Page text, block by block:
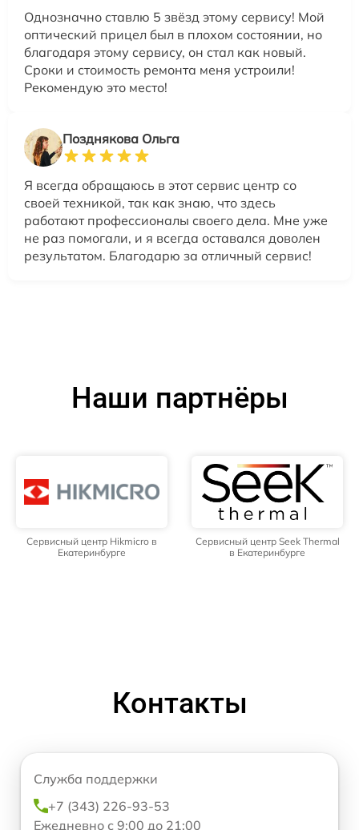
Однозначно ставлю 5 звёзд этому сервису! Мой
оптический прицел был в плохом состоянии, но
благодаря этому сервису, он стал как новый.
Сроки и стоимость ремонта меня устроили!
Рекомендую это место!
Позднякова Ольга
Я всегда обращаюсь в этот сервис центр со
своей техникой, так как знаю, что здесь
работают профессионалы своего дела. Мне уже
не раз помогали, и я всегда оставался доволен
результатом. Благодарю за отличный сервис!
Наши партнёры
Сервисный центр Hikmicro в
Екатеринбурге
Сервисный центр Seek Thermal
в Екатеринбурге
Контакты
Служба поддержки
+7 (343) 226-93-53
Ежедневно с 9:00 до 21:00